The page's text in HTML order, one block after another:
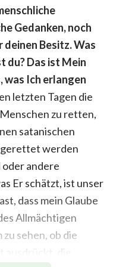
Gedanken, noch
Besitz. Was
du? Das ist Mein
was Ich erlangen
letzten Tagen die
zu retten,
satanischen
gerettet werden
oder andere
Er schätzt, ist unser
dass mein Glaube
Allmächtigen
sehen, ob die
die